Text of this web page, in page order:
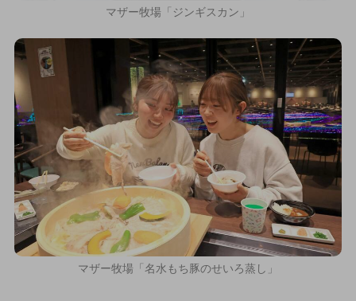
マザー牧場「ジンギスカン」
マザー牧場「名水もち豚のせいろ蒸し」